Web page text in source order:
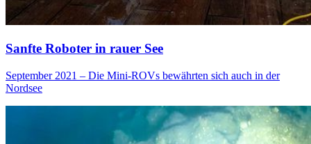
Sanfte Roboter in rauer See
September 2021 – Die Mini-ROVs bewährten sich auch in der
Nordsee